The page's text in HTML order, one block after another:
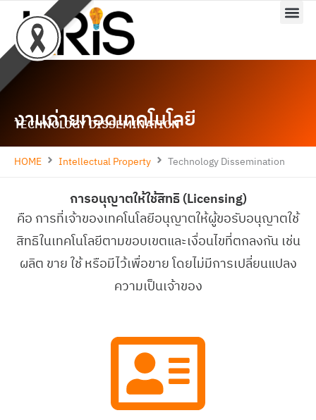
content
งานถ่ายทอดเทคโนโลยี
TECHNOLOGY DISSEMINATION
HOME Intellectual Property Technology Dissemination
การอนุญาตให้ใช้สิทธิ (Licensing)
คือ การที่เจ้าของเทคโนโลยีอนุญาตให้ผู้ขอรับอนุญาตใช้
สิทธิในเทคโนโลยีตามขอบเขตและเงื่อนไขที่ตกลงกัน เช่น
ผลิต ขาย ใช้ หรือมีไว้เพื่อขาย โดยไม่มีการเปลี่ยนแปลง
ความเป็นเจ้าของ